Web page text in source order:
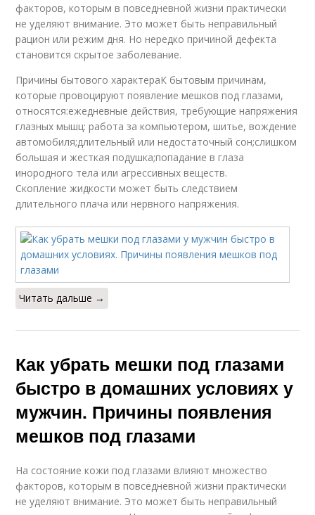
факторов, которым в повседневной жизни практически
не уделяют внимание. Это может быть неправильный
рацион или режим дня. Но нередко причиной дефекта
становится скрытое заболевание.
Причины бытового характераК бытовым причинам,
которые провоцируют появление мешков под глазами,
относятся:ежедневные действия, требующие напряжения
глазных мышц: работа за компьютером, шитье, вождение
автомобиля;длительный или недостаточный сон;слишком
большая и жесткая подушка;попадание в глаза
инородного тела или агрессивных веществ.
Скопление жидкости может быть следствием
длительного плача или нервного напряжения.
Читать дальше →
Как убрать мешки под глазами
быстро в домашних условиях у
мужчин. Причины появления
мешков под глазами
На состояние кожи под глазами влияют множество
факторов, которым в повседневной жизни практически
не уделяют внимание. Это может быть неправильный